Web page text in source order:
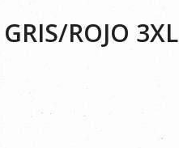
ROJO 3XL